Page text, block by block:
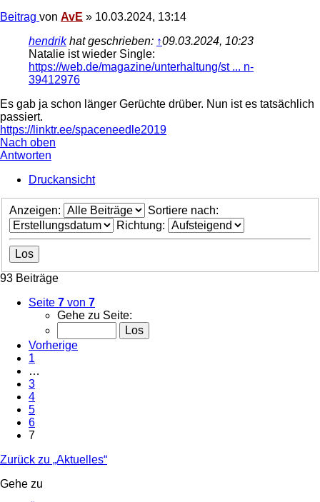
Beitrag von AvE » 10.03.2024, 13:14
hendrikhat geschrieben: ↑09.03.2024, 10:23
Natalie ist wieder Single:
https://web.de/magazine/unterhaltung/st ... n-
39412976
Es gab ja schon länger Gerüchte drüber. Nun ist es tatsächlich
passiert.
https://linktr.ee/spaceneedle2019
Nach oben
Antworten
Druckansicht
Anzeigen:
Sortiere nach:
Richtung:
93 Beiträge
Seite 7 von 7
Gehe zu Seite:
Vorherige
1
…
3
4
5
6
7
Zurück zu „Aktuelles“
Gehe zu